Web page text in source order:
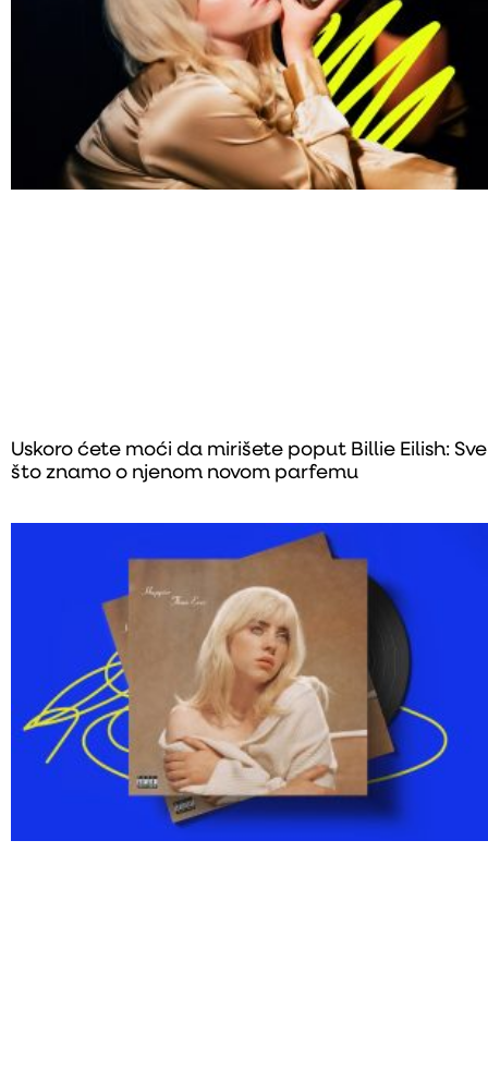
Uskoro ćete moći da mirišete poput Billie Eilish: Sve
što znamo o njenom novom parfemu